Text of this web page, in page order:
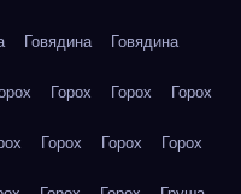
Говядина Говядина
Горох Горох Горох
Горох Горох Горох